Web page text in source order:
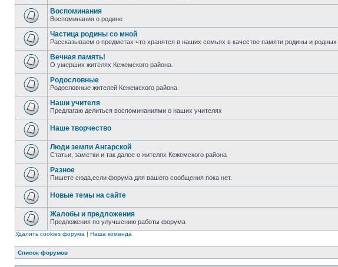
Воспоминания
Воспоминания о родине
Частица родины со мной
Рассказываем о предметах что хранятся в наших семьях в качестве памяти родины и родных
Вечная память!
О умерших жителях Кежемского района.
Родословные
Родословные жителей Кежемского района
Наши учителя
Предлагаю делиться воспоминаниями о наших учителях
Наше творчество
Люди земли Ангарской
Статьи, заметки и так далее о жителях Кежемского района
Разное
Пишете сюда,если форума для вашего сообщения пока нет.
Новые темы на сайте
Жалобы и предложения
Предложения по улучшению работы форума
Удалить cookies форума | Наша команда
Список форумов